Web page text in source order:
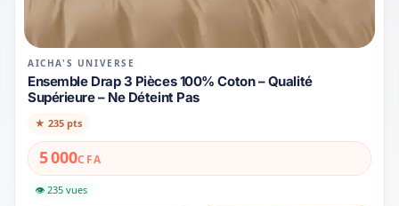
AICHA'S UNIVERSE
Ensemble Drap 3 Pièces 100% Coton – Qualité
Supérieure – Ne Déteint Pas
★ 235 pts
5 000CFA
👁 235 vues